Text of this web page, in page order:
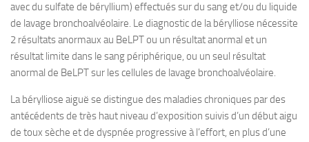
avec du sulfate de béryllium) effectués sur du sang et/ou du liquide
de lavage bronchoalvéolaire. Le diagnostic de la bérylliose nécessite
2 résultats anormaux au BeLPT ou un résultat anormal et un
résultat limite dans le sang périphérique, ou un seul résultat
anormal de BeLPT sur les cellules de lavage bronchoalvéolaire.
La bérylliose aiguë se distingue des maladies chroniques par des
antécédents de très haut niveau d’exposition suivis d’un début aigu
de toux sèche et de dyspnée progressive à l’effort, en plus d’une